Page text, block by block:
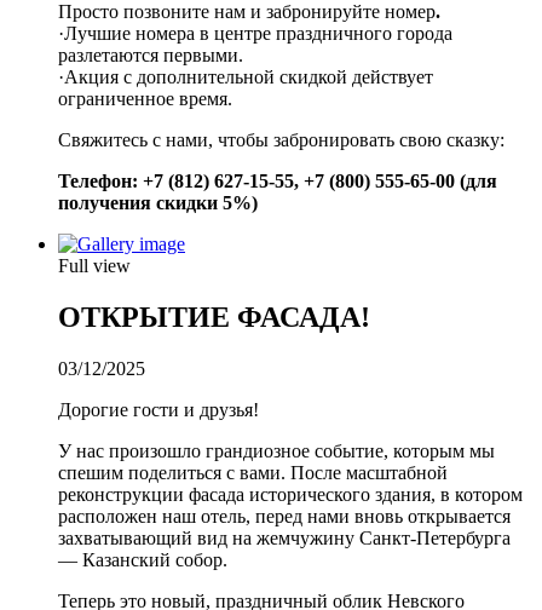
Просто позвоните нам и забронируйте номер.
·Лучшие номера в центре праздничного города
разлетаются первыми.
·Акция с дополнительной скидкой действует
ограниченное время.
Свяжитесь с нами, чтобы забронировать свою сказку:
Телефон: +7 (812) 627-15-55, +7 (800) 555-65-00 (для
получения скидки 5%)
Full view
ОТКРЫТИЕ ФАСАДА!
03/12/2025
Дорогие гости и друзья!
У нас произошло грандиозное событие, которым мы
спешим поделиться с вами. После масштабной
реконструкции фасада исторического здания, в котором
расположен наш отель, перед нами вновь открывается
захватывающий вид на жемчужину Санкт-Петербурга
— Казанский собор.
Теперь это новый, праздничный облик Невского